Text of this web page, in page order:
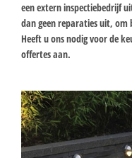
een extern inspectiebedrijf
dan geen reparaties uit, om
Heeft u ons nodig voor de
offertes aan.